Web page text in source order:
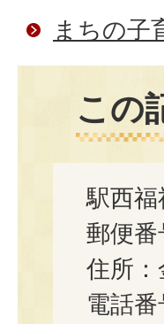
まちの子
この
駅西
郵便
住所
電話